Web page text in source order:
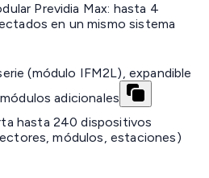
Previdia Max: hasta 4
en un mismo sistema
(módulo IFM2L), expandible
adicionales
hasta 240 dispositivos
módulos, estaciones)